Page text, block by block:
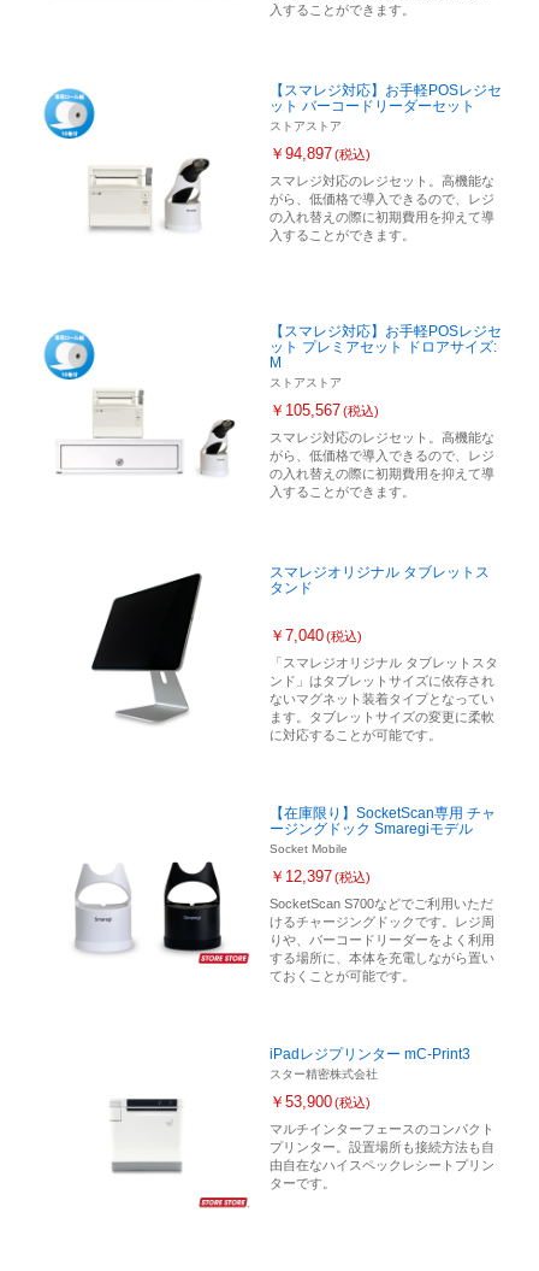
入することができます。
【スマレジ対応】お手軽POSレジセ
ット バーコードリーダーセット
ストアストア
￥94,897(税込)
スマレジ対応のレジセット。高機能な
がら、低価格で導入できるので、レジ
の入れ替えの際に初期費用を抑えて導
入することができます。
【スマレジ対応】お手軽POSレジセ
ット プレミアセット ドロアサイズ:
M
ストアストア
￥105,567(税込)
スマレジ対応のレジセット。高機能な
がら、低価格で導入できるので、レジ
の入れ替えの際に初期費用を抑えて導
入することができます。
スマレジオリジナル タブレットス
タンド
￥7,040(税込)
「スマレジオリジナル タブレットスタ
ンド」はタブレットサイズに依存され
ないマグネット装着タイプとなってい
ます。タブレットサイズの変更に柔軟
に対応することが可能です。
【在庫限り】SocketScan専用 チャ
ージングドック Smaregiモデル
Socket Mobile
￥12,397(税込)
SocketScan S700などでご利用いただ
けるチャージングドックです。レジ周
りや、バーコードリーダーをよく利用
する場所に、本体を充電しながら置い
ておくことが可能です。
iPadレジプリンター mC-Print3
スター精密株式会社
￥53,900(税込)
マルチインターフェースのコンパクト
プリンター。設置場所も接続方法も自
由自在なハイスペックレシートプリン
ターです。